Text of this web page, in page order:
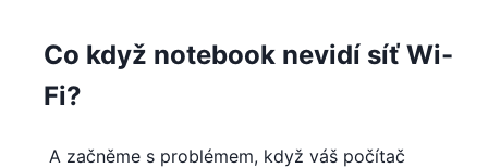
Co když notebook nevidí síť Wi-
Fi?
A začněme s problémem, když váš počítač